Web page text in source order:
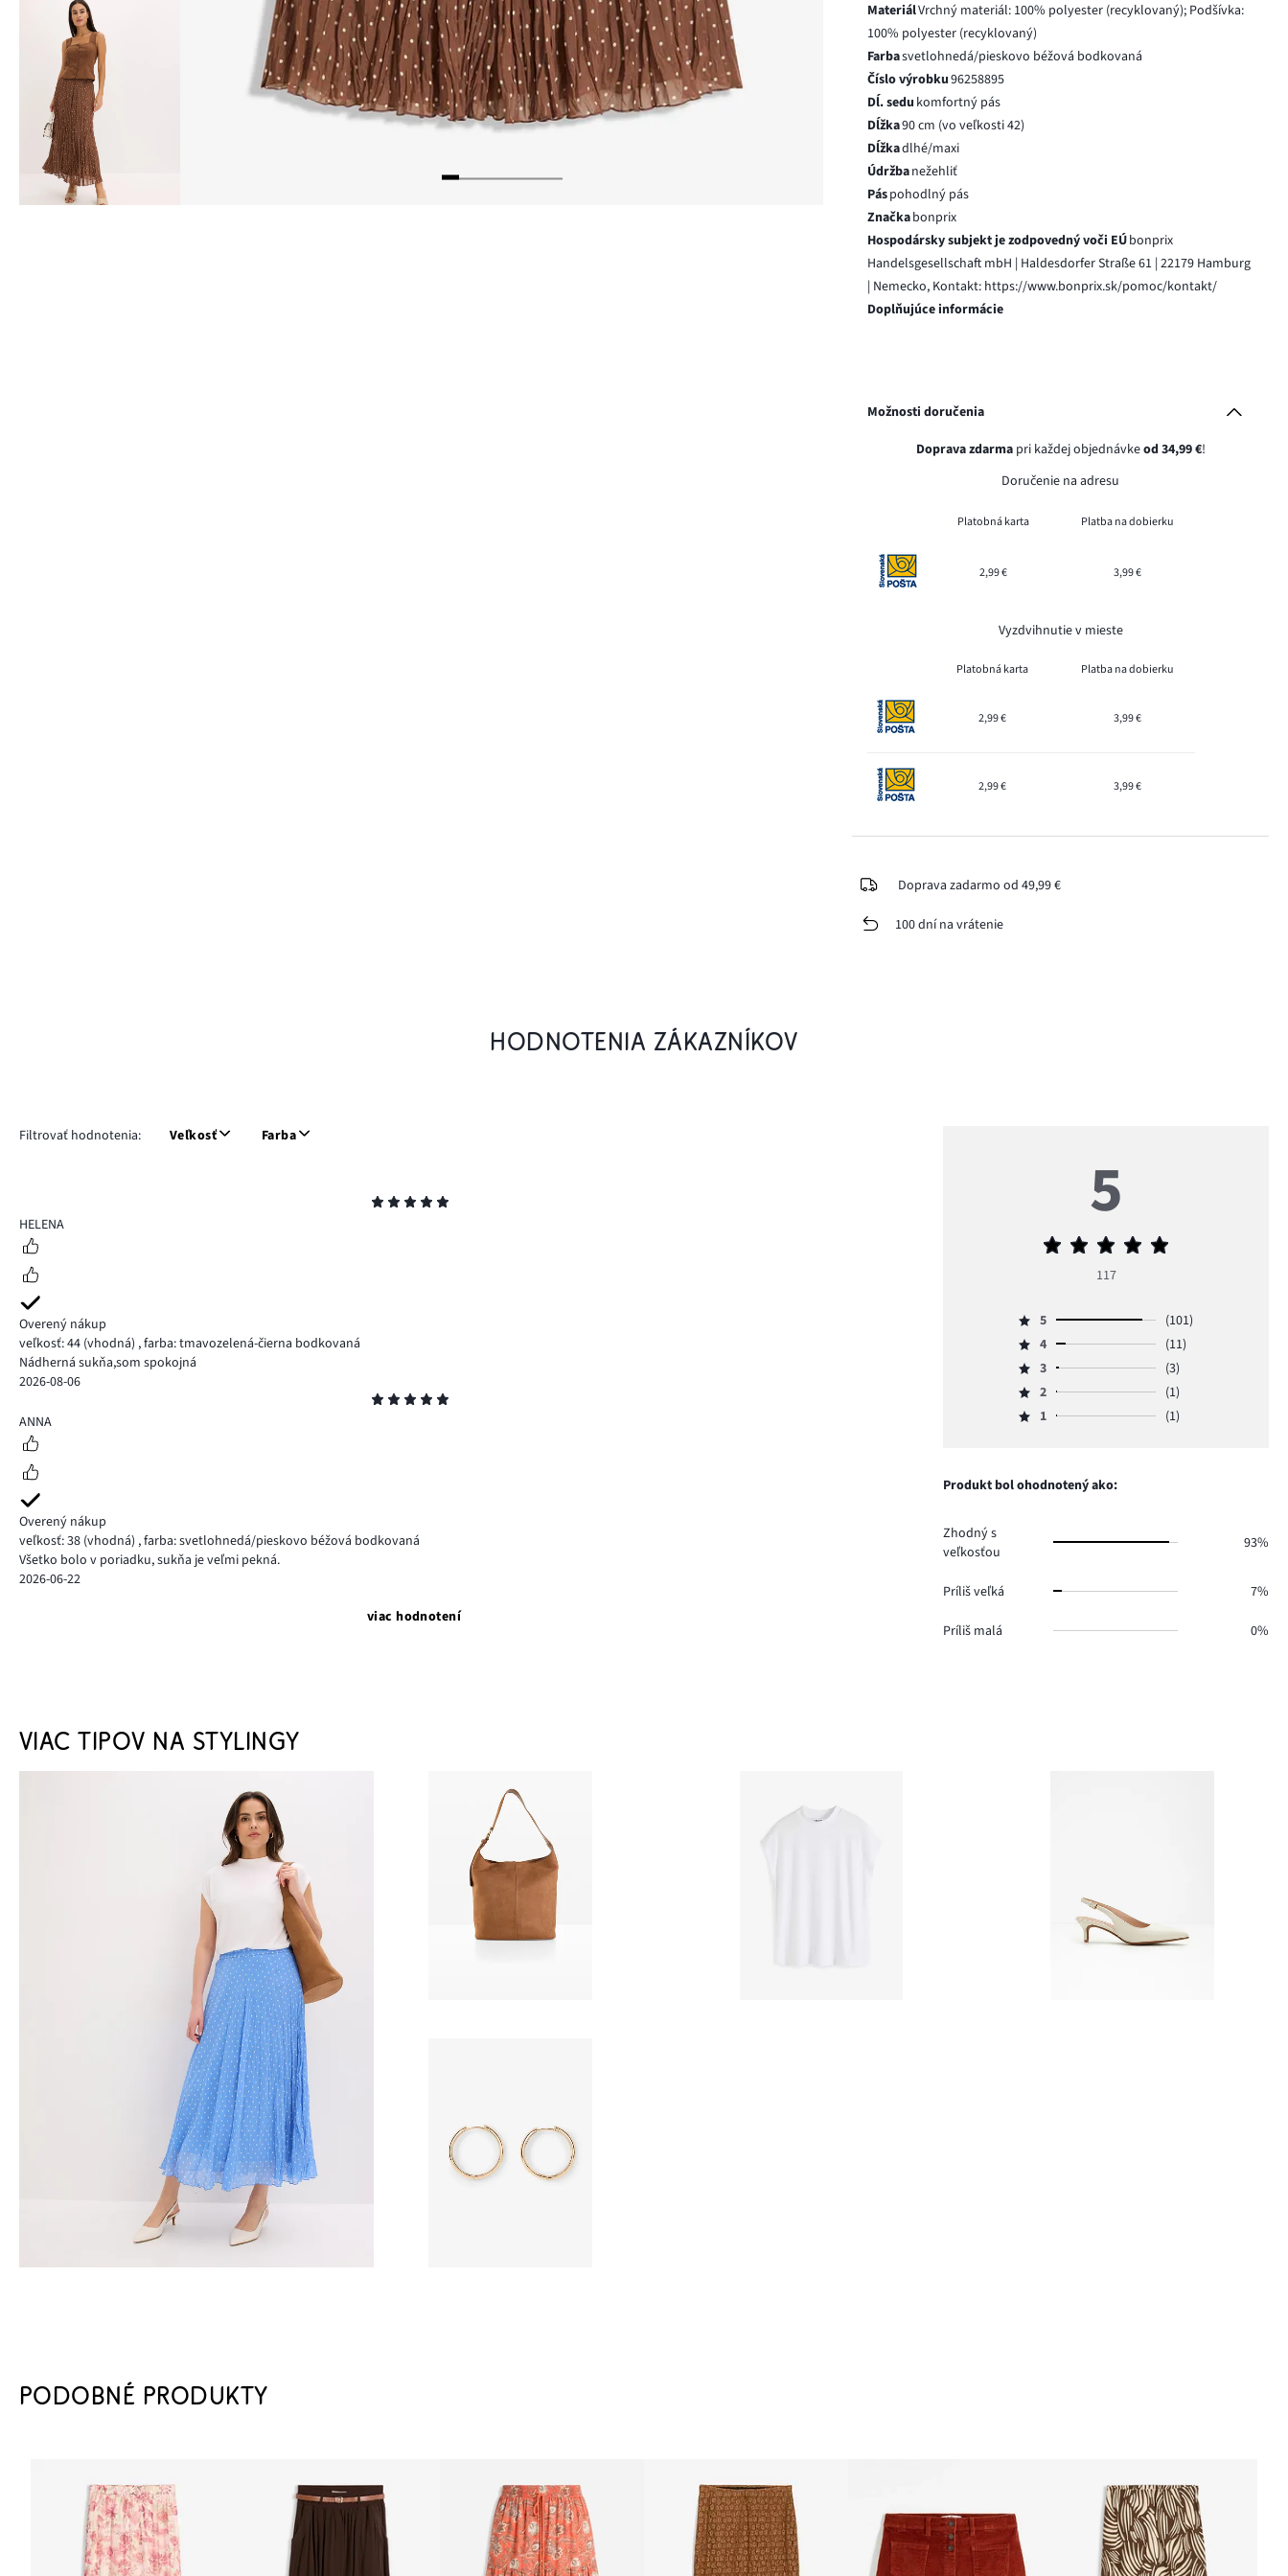
MateriálVrchný materiál: 100% polyester (recyklovaný); Podšívka:
100% polyester (recyklovaný)
Farbasvetlohnedá/pieskovo béžová bodkovaná
Číslo výrobku96258895
Dĺ. sedu komfortný pás
Dĺžka90 cm (vo veľkosti 42)
Dĺžkadlhé/maxi
Údržbanežehliť
Páspohodlný pás
Značkabonprix
Hospodársky subjekt je zodpovedný voči EÚbonprix
Handelsgesellschaft mbH | Haldesdorfer Straße 61 | 22179 Hamburg
| Nemecko, Kontakt: https://www.bonprix.sk/pomoc/kontakt/
Doplňujúce informácie
Možnosti doručenia
Doprava zdarmapri každej objednávkeod 34,99 €!
Doručenie na adresu
Platobná karta Platba na dobierku
2,99 € 3,99 €
Vyzdvihnutie v mieste
Platobná karta Platba na dobierku
2,99 € 3,99 €
2,99 € 3,99 €
Doprava zadarmo od 49,99 €
100 dní na vrátenie
HODNOTENIA ZÁKAZNÍKOV
Filtrovať hodnotenia: Veľkosť Farba
5
HELENA
Overený nákup
veľkosť: 44 (vhodná) ,farba: tmavozelená-čierna bodkovaná
Nádherná sukňa,som spokojná
2026-08-06
5
ANNA
Overený nákup
veľkosť: 38 (vhodná) ,farba: svetlohnedá/pieskovo béžová bodkovaná
Všetko bolo v poriadku, sukňa je veľmi pekná.
2026-06-22
viac hodnotení
5
Priemerné
5
117
Hodnotenie
5,
počet
hlasov
5
(101)
Hodnotenie
4,
počet
hlasov
4
(11)
Hodnotenie
3,
počet
3
(3)
Hodnotenie
2,
1.
2
(1)
Hodnotenie
hlasov
1 (1)
Produkt bol ohodnotený ako:
Zhodný s
veľkosťou
93%
Príliš veľká 7%
Príliš malá 0%
VIAC TIPOV NA STYLINGY
PODOBNÉ PRODUKTY